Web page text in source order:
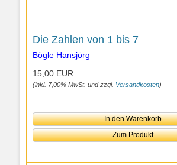
Die Zahlen von 1 bis 7
Bögle Hansjörg
15,00 EUR
(inkl. 7,00% MwSt. und zzgl. Versandkosten)
In den Warenkorb
Zum Produkt